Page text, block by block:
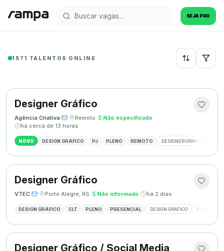
SEJA PRO
1571 TALENTOS ONLINE Recentes
Designer Gráfico
Agência Criativa· · Remoto· Não especificado·
há cerca de 13 horas
NOVO DESIGN GRÁFICO PJ PLENO REMOTO DESIGNER GRÁFICO
Designer Gráfico
VTEC· · Porto Alegre, RS· Não informado· há 2 dias
DESIGN GRÁFICO CLT PLENO PRESENCIAL DESIGN GRÁFICO MÍDIAS
Designer Gráfico / Social Media